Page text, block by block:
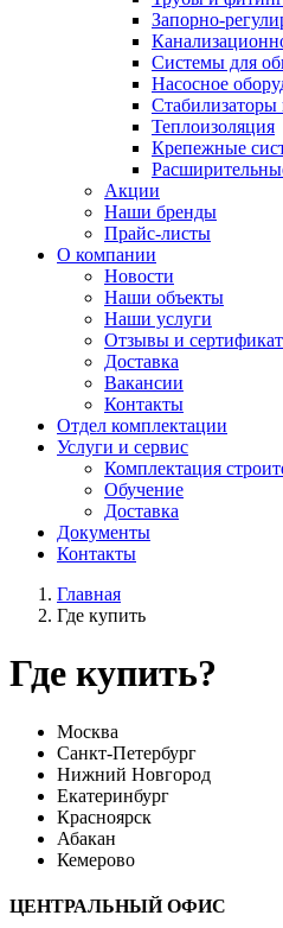
Запорно-
Системы для
Насосное
Теплоизоляция
Крепежные
Акции
Наши бренды
Прайс-листы
О компании
Новости
Наши объекты
Наши услуги
Отзывы и
Доставка
Вакансии
Контакты
Отдел комплектации
Услуги и сервис
Комплектация
Обучение
Доставка
Документы
Контакты
Главная
Где купить
Где купить?
Москва
Санкт-Петербург
Нижний Новгород
Екатеринбург
Красноярск
Абакан
Кемерово
ЦЕНТРАЛЬНЫЙ ОФИС